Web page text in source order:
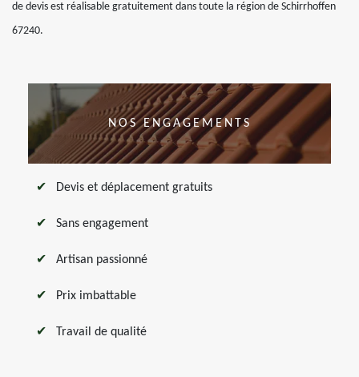
de devis est réalisable gratuitement dans toute la région de Schirrhoffen
67240.
NOS ENGAGEMENTS
Devis et déplacement gratuits
Sans engagement
Artisan passionné
Prix imbattable
Travail de qualité